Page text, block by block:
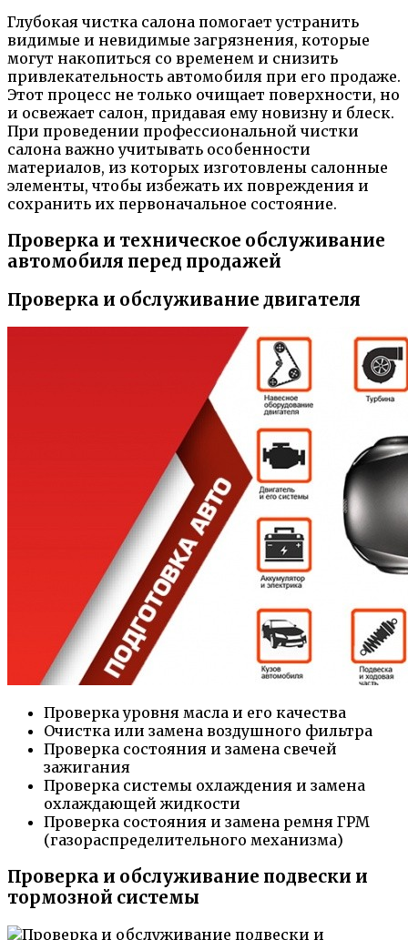
Глубокая чистка салона помогает устранить
видимые и невидимые загрязнения, которые
могут накопиться со временем и снизить
привлекательность автомобиля при его продаже.
Этот процесс не только очищает поверхности, но
и освежает салон, придавая ему новизну и блеск.
При проведении профессиональной чистки
салона важно учитывать особенности
материалов, из которых изготовлены салонные
элементы, чтобы избежать их повреждения и
сохранить их первоначальное состояние.
Проверка и техническое обслуживание
автомобиля перед продажей
Проверка и обслуживание двигателя
Проверка уровня масла и его качества
Очистка или замена воздушного фильтра
Проверка состояния и замена свечей
зажигания
Проверка системы охлаждения и замена
охлаждающей жидкости
Проверка состояния и замена ремня ГРМ
(газораспределительного механизма)
Проверка и обслуживание подвески и
тормозной системы